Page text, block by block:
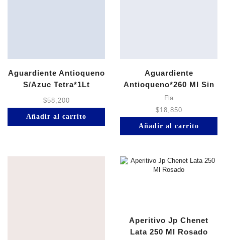
Aguardiente Antioqueno
S/Azuc Tetra*1Lt
$58,200
Añadir al carrito
Aguardiente
Antioqueno*260 Ml Sin
Azucar
Fla
$18,850
Añadir al carrito
Aperitivo Jp Chenet
Lata 250 Ml Rosado